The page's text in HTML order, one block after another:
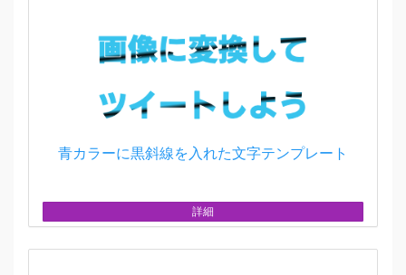
青カラーに黒斜線を入れた文字テンプレート
詳細